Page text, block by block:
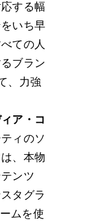
する幅
いち早
ての人
ブラン
、力強
ア・コ
ィのソ
、本物
ンツ
タグラ
ムを使